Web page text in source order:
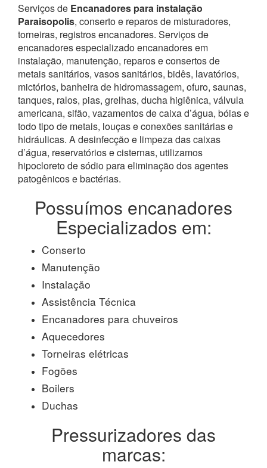
Serviços de Encanadores para instalação
Paraisopolis, conserto e reparos de misturadores,
torneiras, registros encanadores. Serviços de
encanadores especializado encanadores em
instalação, manutenção, reparos e consertos de
metais sanitários, vasos sanitários, bidês, lavatórios,
mictórios, banheira de hidromassagem, ofuro, saunas,
tanques, ralos, pias, grelhas, ducha higiênica, válvula
americana, sifão, vazamentos de caixa d’água, bóias e
todo tipo de metais, louças e conexões sanitárias e
hidráulicas. A desinfecção e limpeza das caixas
d’água, reservatórios e cisternas, utilizamos
hipocloreto de sódio para eliminação dos agentes
patogênicos e bactérias.
Possuímos encanadores
Especializados em:
Conserto
Manutenção
Instalação
Assistência Técnica
Encanadores para chuveiros
Aquecedores
Torneiras elétricas
Fogões
Boilers
Duchas
Pressurizadores das
marcas: